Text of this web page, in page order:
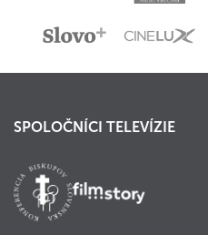
SPOLOČNÍCI TELEVÍZIE